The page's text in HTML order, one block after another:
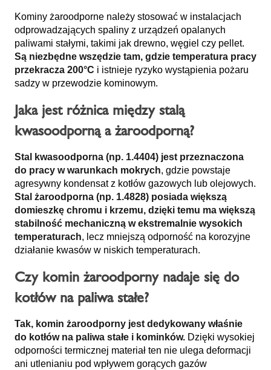
Kominy żaroodporne należy stosować w instalacjach
odprowadzających spaliny z urządzeń opalanych
paliwami stałymi, takimi jak drewno, węgiel czy pellet.
Są niezbędne wszędzie tam, gdzie temperatura pracy
przekracza 200°C i istnieje ryzyko wystąpienia pożaru
sadzy w przewodzie kominowym.
Jaka jest różnica między stalą
kwasoodporną a żaroodporną?
Stal kwasoodporna (np. 1.4404) jest przeznaczona
do pracy w warunkach mokrych, gdzie powstaje
agresywny kondensat z kotłów gazowych lub olejowych.
Stal żaroodporna (np. 1.4828) posiada większą
domieszkę chromu i krzemu, dzięki temu ma większą
stabilność mechaniczną w ekstremalnie wysokich
temperaturach, lecz mniejszą odporność na korozyjne
działanie kwasów w niskich temperaturach.
Czy komin żaroodporny nadaje się do
kotłów na paliwa stałe?
Tak, komin żaroodporny jest dedykowany właśnie
do kotłów na paliwa stałe i kominków. Dzięki wysokiej
odporności termicznej materiał ten nie ulega deformacji
ani utlenianiu pod wpływem gorących gazów